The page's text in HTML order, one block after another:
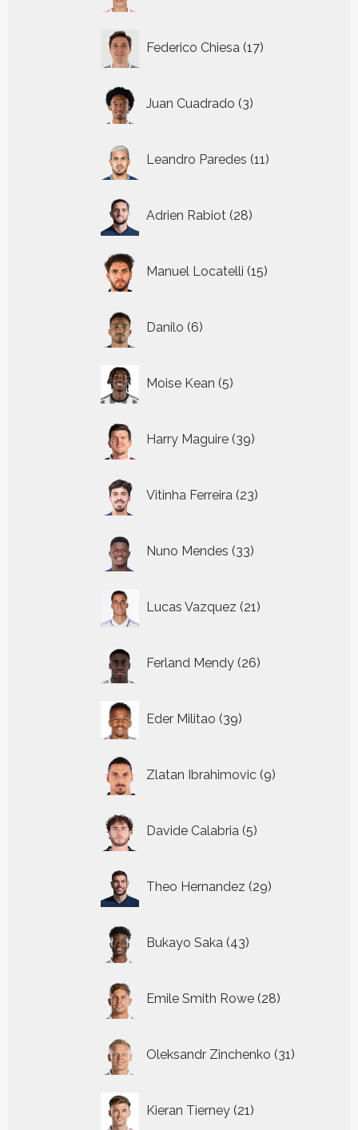
Federico Chiesa 17
producten
Juan Cuadrado 3
producten
Leandro Paredes 11
producten
Adrien Rabiot 28
producten
Manuel Locatelli 15
producten
Danilo 6
producten
Moise Kean 5
producten
Harry Maguire 39
producten
Vitinha Ferreira 23
producten
Nuno Mendes 33
producten
Lucas Vazquez 21
producten
Ferland Mendy 26
producten
Eder Militao 39
producten
Zlatan Ibrahimovic 9
producten
Davide Calabria 5
producten
Theo Hernandez 29
producten
Bukayo Saka 43
producten
Emile Smith Rowe 28
producten
Oleksandr Zinchenko 31
producten
Kieran Tierney 21
producten